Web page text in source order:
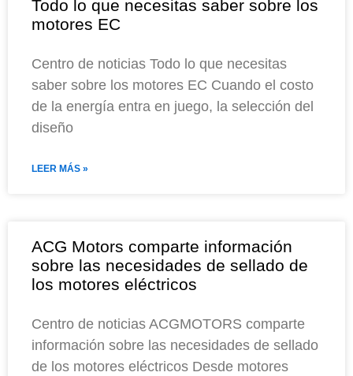
Todo lo que necesitas saber sobre los
motores EC
Centro de noticias Todo lo que necesitas
saber sobre los motores EC Cuando el costo
de la energía entra en juego, la selección del
diseño
LEER MÁS »
ACG Motors comparte información
sobre las necesidades de sellado de
los motores eléctricos
Centro de noticias ACGMOTORS comparte
información sobre las necesidades de sellado
de los motores eléctricos Desde motores
a
a
a
a
a